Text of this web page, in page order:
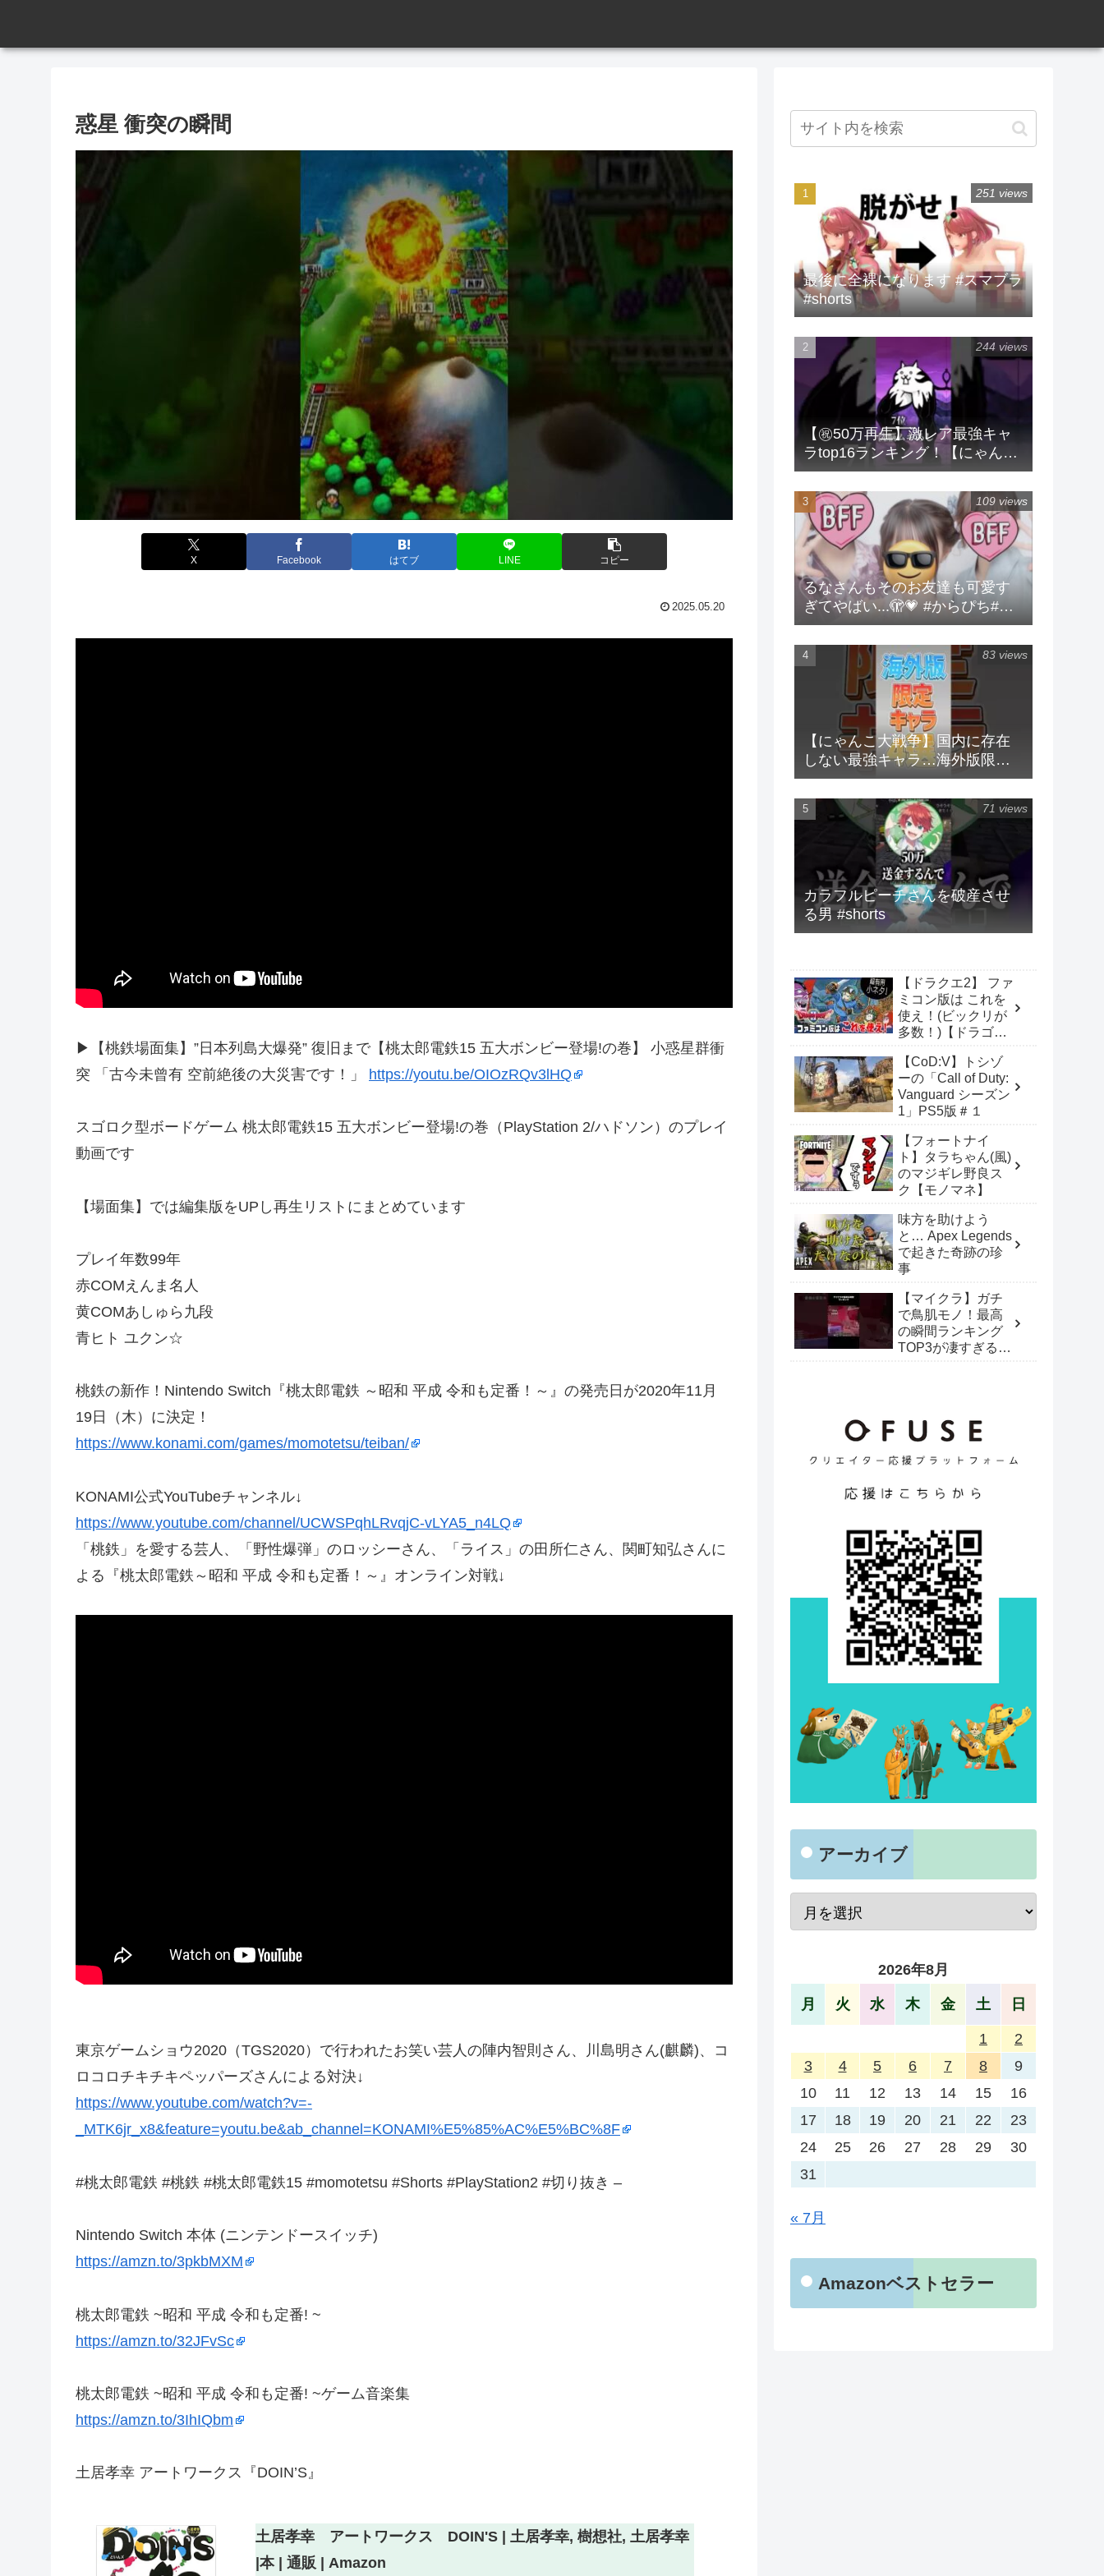
惑星 衝突の瞬間
X Facebook はてブ LINE コピー
2025.05.20
▶︎【桃鉄場面集】”日本列島大爆発” 復旧まで【桃太郎電鉄15 五大ボンビー登場!の巻】 小惑星群衝
突 「古今未曾有 空前絶後の大災害です！」 https://youtu.be/OIOzRQv3lHQ
スゴロク型ボードゲーム 桃太郎電鉄15 五大ボンビー登場!の巻（PlayStation 2/ハドソン）のプレイ
動画です
【場面集】では編集版をUPし再生リストにまとめています
プレイ年数99年
赤COMえんま名人
黄COMあしゅら九段
青ヒト ユクン☆
桃鉄の新作！Nintendo Switch『桃太郎電鉄 ～昭和 平成 令和も定番！～』の発売日が2020年11月
19日（木）に決定！
https://www.konami.com/games/momotetsu/teiban/
KONAMI公式YouTubeチャンネル↓
https://www.youtube.com/channel/UCWSPqhLRvqjC-vLYA5_n4LQ
「桃鉄」を愛する芸人、「野性爆弾」のロッシーさん、「ライス」の田所仁さん、関町知弘さんに
よる『桃太郎電鉄～昭和 平成 令和も定番！～』オンライン対戦↓
東京ゲームショウ2020（TGS2020）で行われたお笑い芸人の陣内智則さん、川島明さん(麒麟)、コ
ロコロチキチキペッパーズさんによる対決↓
https://www.youtube.com/watch?v=-
_MTK6jr_x8&feature=youtu.be&ab_channel=KONAMI%E5%85%AC%E5%BC%8F
#桃太郎電鉄 #桃鉄 #桃太郎電鉄15 #momotetsu #Shorts #PlayStation2 #切り抜き –
Nintendo Switch 本体 (ニンテンドースイッチ)
https://amzn.to/3pkbMXM
桃太郎電鉄 ~昭和 平成 令和も定番! ~
https://amzn.to/32JFvSc
桃太郎電鉄 ~昭和 平成 令和も定番! ~ゲーム音楽集
https://amzn.to/3IhIQbm
土居孝幸 アートワークス『DOIN’S』
土居孝幸 アートワークス DOIN'S | 土居孝幸, 樹想社, 土居孝幸
|本 | 通販 | Amazon
最後に全裸になります #スマブラ
#shorts
251 views
【㊗️50万再生】激レア最強キャ
ラtop16ランキング！【にゃんこ
大戦争】 #にゃんこ大戦争 #ラン
キング #shorts #激レア
244 views
るなさんもそのお友達も可愛す
ぎてやばい...🫣💗 #からぴち#る
な#実写
109 views
【にゃんこ大戦争】国内に存在
しない最強キャラ…海外版限定
キャラ4選！！【にゃんこ大戦争
ゆっくり解説】#shorts
83 views
カラフルピーチさんを破産させ
る男 #shorts
71 views
【ドラクエ2】 ファ
ミコン版は これを
使え！(ビックリが
多数！)【ドラゴン
なのに3人にいるバ
グ技等！
【CoD:V】トシゾ
ーの「Call of Duty:
Vanguard シーズン
1」PS5版＃１
【フォートナイ
ト】タラちゃん(風)
のマジギレ野良ス
ク【モノマネ】
味方を助けよう
と… Apex Legends
で起きた奇跡の珍
事
【マイクラ】ガチ
で鳥肌モノ！最高
の瞬間ランキング
TOP3が凄すぎるｗ
アーカイブ
2026年8月
月 火 水 木 金 土 日
1
2
3
4 5 6 7 8
9
10
11 12 13 14 15
16
17
18 19 20 21 22
23
24
25 26 27 28 29
30
31
« 7月
Amazonベストセラー